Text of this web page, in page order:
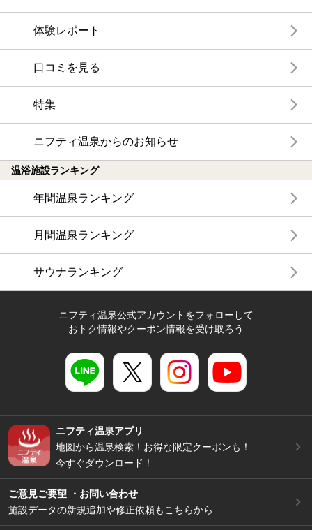
体験レポート
口コミを見る
特集
ニフティ温泉からのお知らせ
温浴施設ランキング
年間温泉ランキング
月間温泉ランキング
サウナランキング
ニフティ温泉公式アカウントをフォローして
おトク情報やクーポン情報を受け取ろう
ニフティ温泉アプリ
地図から温泉検索！お得な限定クーポンも！
今すぐダウンロード！
ご意見ご要望 ・お問い合わせ
施設データの新規追加や修正依頼もこちらから